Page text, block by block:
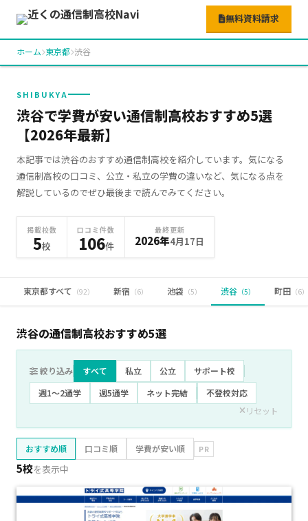
無料資料請求
ホーム 東京都 渋谷
SHIBUKYA
渋谷で学費が安い通信制高校おすすめ5選
【2026年最新】
本記事では渋谷のおすすめ通信制高校を紹介しています。気になる
通信制高校の口コミ、公立・私立の学費の違いなど、気になる点を
解説しているのでぜひ最後まで読んでみてください。
掲載校数
5校
口コミ件数
106件
最終更新
2026年4月17日
東京都すべて （92） 新宿 （6） 池袋 （5） 渋谷 （5） 町田 （6）
渋谷の通信制高校おすすめ5選
絞り込み すべて 私立 公立
サポート校
週1〜2通学
週5通学 ネット完結
不登校対応
リセット
おすすめ順 口コミ順 学費が安い順 PR
5校を表示中